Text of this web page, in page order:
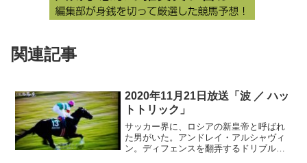
関連記事
2020年11月21日放送「波 ／ ハッ
トトリック」
サッカー界に、ロシアの新皇帝と呼ばれ
た男がいた。アンドレイ・アルシャヴィ
ン。ディフェンスを翻弄するドリブルと